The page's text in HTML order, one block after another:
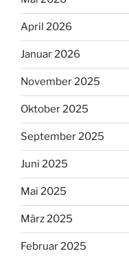
April 2026
Januar 2026
November 2025
Oktober 2025
September 2025
Juni 2025
Mai 2025
März 2025
Februar 2025